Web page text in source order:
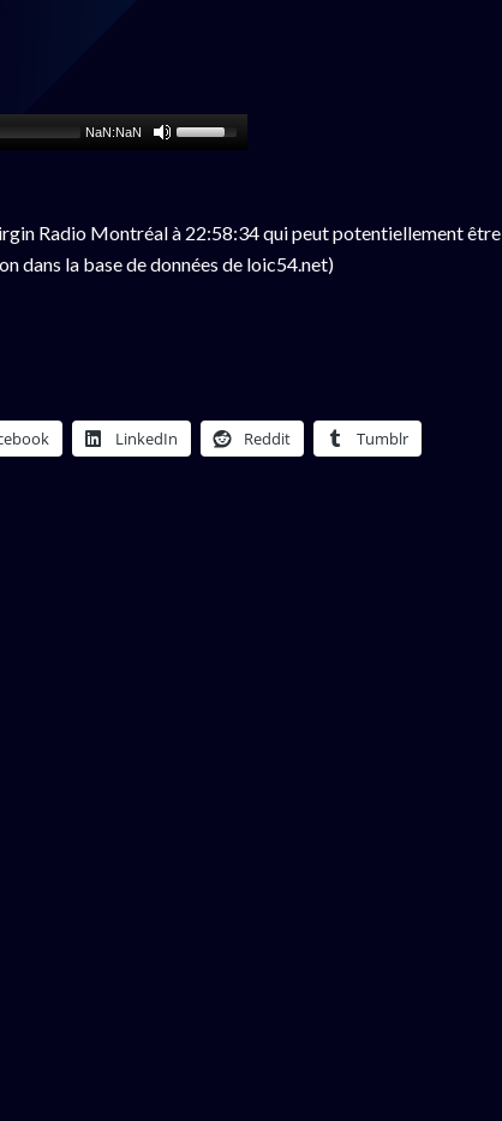
NaN:NaN
Radio Montréal à 22:58:34 qui peut potentiellement être
dans la base de données de loic54.net)
LinkedIn Reddit Tumblr